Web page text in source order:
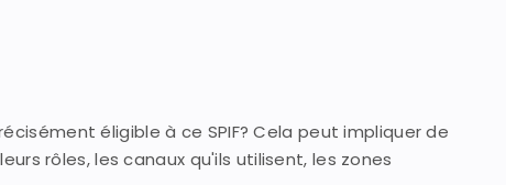
éligible à ce SPIF? Cela peut impliquer de
rôles, les canaux qu'ils utilisent, les zones